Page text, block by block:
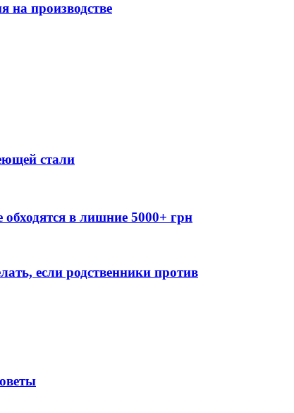
на производстве
стали
в лишние 5000+ грн
если родственники против